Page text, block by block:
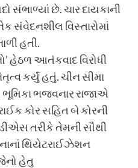
સંભાળ્યાં છે. ચાર દાયકાની
સંવેદનશીલ વિસ્તારોમાં
હતી.
હેઠળ આતંકવાદ વિરોધી
કર્યું હતું. ચીન સીમા
ભૂમિકા ભજવનાર રાજાએ
કોર સહિત બે કોરની
તરીકે તેમની સૌથી
થિયેટરાઈઝેશન
હેતુ